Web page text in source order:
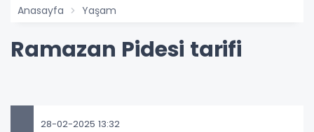
Anasayfa Yaşam
Ramazan Pidesi tarifi
28-02-2025 13:32